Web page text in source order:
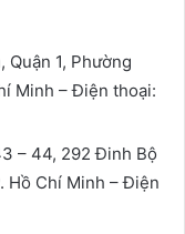
Quận 1, Phường
Minh – Điện thoại:
– 44, 292 Đinh Bộ
Hồ Chí Minh – Điện